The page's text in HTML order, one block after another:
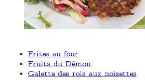
Frites au four
Fruits du Démon
Galette des rois aux noisettes